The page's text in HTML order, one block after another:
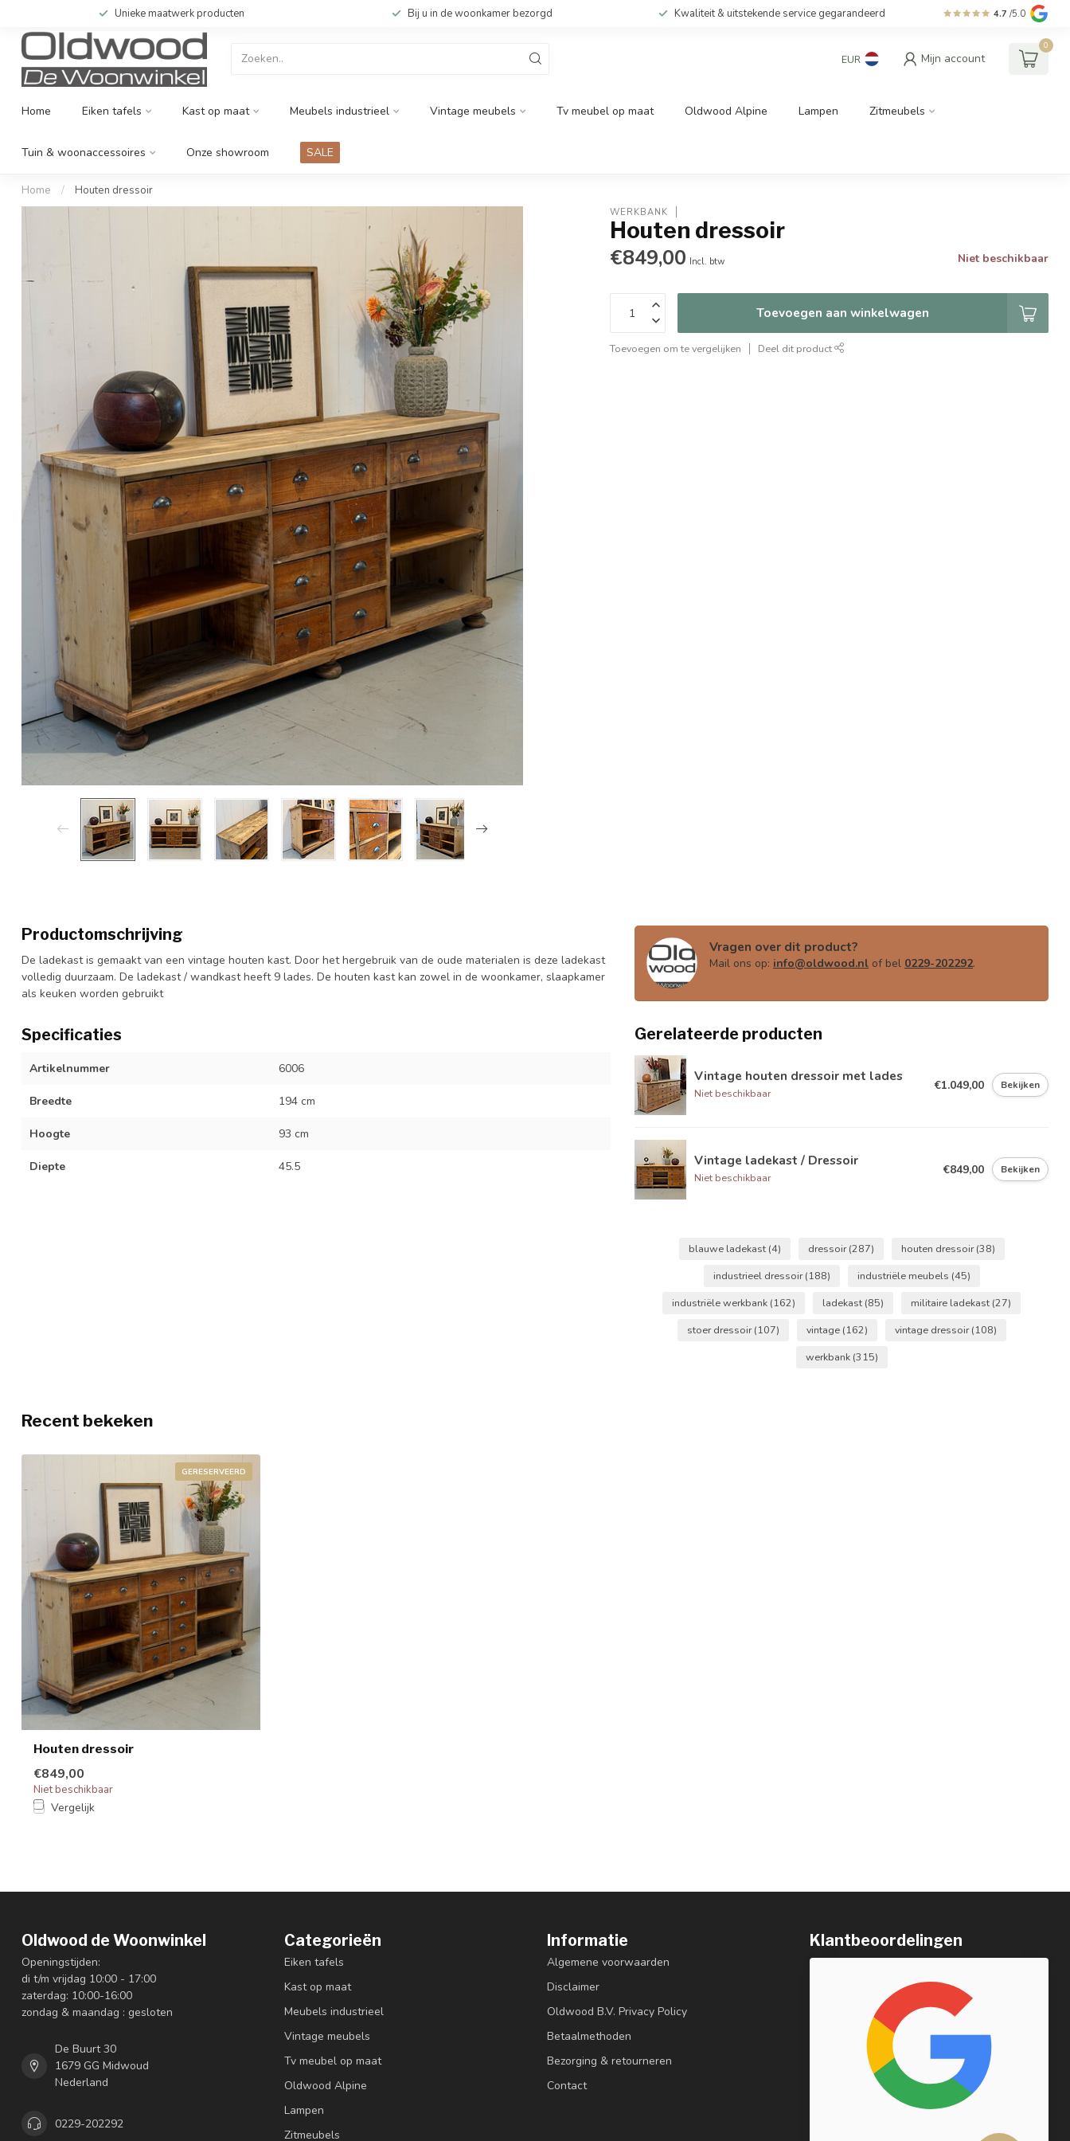
Unieke maatwerk producten Bij u in de woonkamer bezorgd Kwaliteit & uitstekende service gegarandeerd 4.7 /5.0
EUR Mijn account
0
Home Eiken tafels Kast op maat Meubels industrieel Vintage meubels Tv meubel op maat Oldwood Alpine Lampen Zitmeubels
Tuin & woonaccessoires Onze showroom SALE
Home / Houten dressoir
WERKBANK
Houten dressoir
€849,00 Incl. btw Niet beschikbaar
Toevoegen aan winkelwagen
Toevoegen om te vergelijken Deel dit product
Productomschrijving
De ladekast is gemaakt van een vintage houten kast. Door het hergebruik van de oude materialen is deze ladekast
volledig duurzaam. De ladekast / wandkast heeft 9 lades. De houten kast kan zowel in de woonkamer, slaapkamer
als keuken worden gebruikt
Specificaties
Artikelnummer 6006
Breedte 194 cm
Hoogte 93 cm
Diepte 45.5
Vragen over dit product?
Mail ons op: info@oldwood.nl of bel 0229-202292.
Gerelateerde producten
Vintage houten dressoir met lades
Niet beschikbaar
€1.049,00 Bekijken
Vintage ladekast / Dressoir
Niet beschikbaar
€849,00 Bekijken
blauwe ladekast (4) dressoir(287) houten dressoir(38)
industrieel dressoir(188) industriële meubels (45)
industriële werkbank (162) ladekast (85) militaire ladekast (27)
stoer dressoir(107) vintage (162) vintage dressoir(108)
werkbank (315)
Recent bekeken
GERESERVEERD
Houten dressoir
€849,00
Niet beschikbaar
Vergelijk
Oldwood de Woonwinkel
Openingstijden:
di t/m vrijdag 10:00 - 17:00
zaterdag: 10:00-16:00
zondag & maandag : gesloten
De Buurt 30
1679 GG Midwoud
Nederland
0229-202292
Categorieën
Eiken tafels
Kast op maat
Meubels industrieel
Vintage meubels
Tv meubel op maat
Oldwood Alpine
Lampen
Zitmeubels
Informatie
Algemene voorwaarden
Disclaimer
Oldwood B.V. Privacy Policy
Betaalmethoden
Bezorging & retourneren
Contact
Klantbeoordelingen